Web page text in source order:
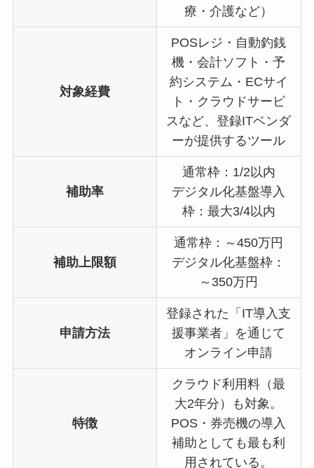
療・介護など）
対象経費
POSレジ・自動釣銭
機・会計ソフト・予
約システム・ECサイ
ト・クラウドサービ
スなど、登録ITベンダ
ーが提供するツール
補助率
通常枠：1/2以内
デジタル化基盤導入
枠：最大3/4以内
補助上限額
通常枠：～450万円
デジタル化基盤枠：
～350万円
申請方法
登録された「IT導入支
援事業者」を通じて
オンライン申請
特徴
クラウド利用料（最
大2年分）も対象。
POS・券売機の導入
補助としても最も利
用されている。